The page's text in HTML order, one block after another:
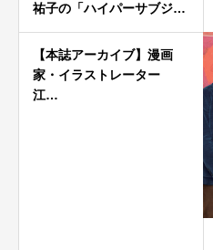
祐子の「ハイパーサブジ…
【本誌アーカイブ】漫画
家・イラストレーター
江…